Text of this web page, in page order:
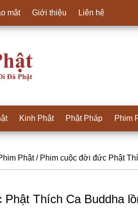
mật Giới thiệu Liên hệ
Kinh Phật Phật Pháp Phim
Phật /Phim cuộc đời đức Phật
Thích Ca Buddha